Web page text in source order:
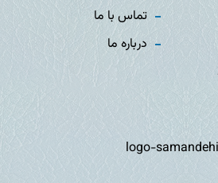
تماس با ما
درباره ما